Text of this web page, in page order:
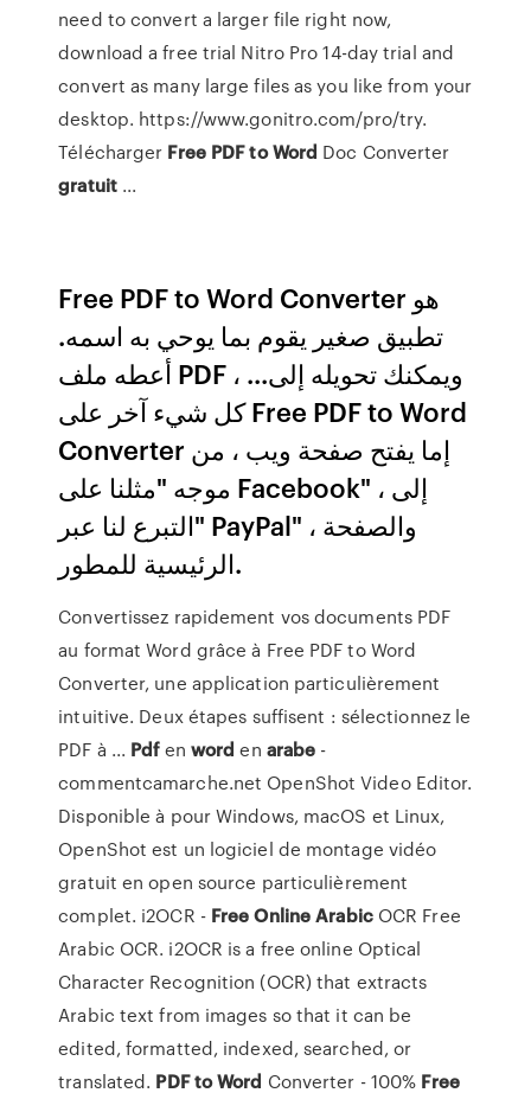
need to convert a larger file right now,
download a free trial Nitro Pro 14-day trial and
convert as many large files as you like from your
desktop. https://www.gonitro.com/pro/try.
Télécharger Free PDFto Word Doc Converter
gratuit...
Free PDF to Word Converter هو
تطبيق صغير يقوم بما يوحي به اسمه.
أعطه ملف PDF ، ويمكنك تحويله إلى...
كل شيء آخر على Free PDF to Word
Converter إما يفتح صفحة ويب ، من
موجه "مثلنا على Facebook" ، إلى
"التبرع لنا عبر PayPal" ، والصفحة
الرئيسية للمطور.
Convertissez rapidement vos documents PDF
au format Word grâce à Free PDF to Word
Converter, une application particulièrement
intuitive. Deux étapes suffisent : sélectionnez le
PDF à ... Pdfen word en arabe -
commentcamarche.net OpenShot Video Editor.
Disponible à pour Windows, macOS et Linux,
OpenShot est un logiciel de montage vidéo
gratuit en open source particulièrement
complet. i2OCR - Free Online ArabicOCR Free
Arabic OCR. i2OCR is a free online Optical
Character Recognition (OCR) that extracts
Arabic text from images so that it can be
edited, formatted, indexed, searched, or
translated. PDF to Word Converter - 100% Free